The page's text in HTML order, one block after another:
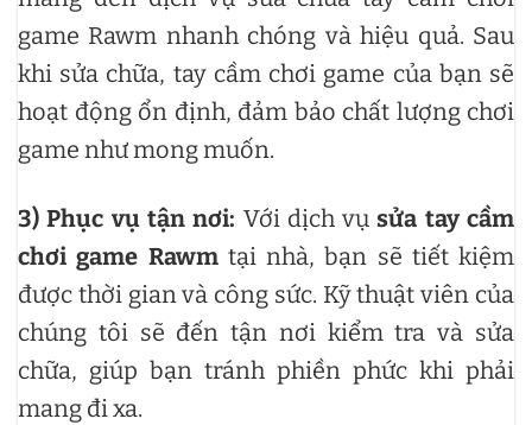
game Rawm nhanh chóng và hiệu quả. Sau
khi sửa chữa, tay cầm chơi game của bạn sẽ
hoạt động ổn định, đảm bảo chất lượng chơi
game như mong muốn.
3)Phục vụ tận nơi: Với dịch vụsửa tay cầm
chơi game Rawmtại nhà, bạn sẽ tiết kiệm
được thời gian và công sức. Kỹ thuật viên của
chúng tôi sẽ đến tận nơi kiểm tra và sửa
chữa, giúp bạn tránh phiền phức khi phải
mang đi xa.